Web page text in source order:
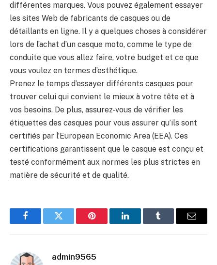
différentes marques. Vous pouvez également essayer
les sites Web de fabricants de casques ou de
détaillants en ligne. Il y a quelques choses à considérer
lors de l’achat d’un casque moto, comme le type de
conduite que vous allez faire, votre budget et ce que
vous voulez en termes d’esthétique.
Prenez le temps d’essayer différents casques pour
trouver celui qui convient le mieux à votre tête et à
vos besoins. De plus, assurez-vous de vérifier les
étiquettes des casques pour vous assurer qu’ils sont
certifiés par l’European Economic Area (EEA). Ces
certifications garantissent que le casque est conçu et
testé conformément aux normes les plus strictes en
matière de sécurité et de qualité.
FacebookTwitter Pinterest LinkedInTumblr Email
admin9565